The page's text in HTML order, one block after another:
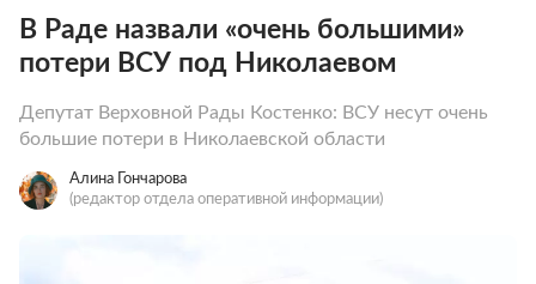
В Раде назвали «очень большими»
потери ВСУ под Николаевом
Депутат Верховной Рады Костенко: ВСУ несут очень
большие потери в Николаевской области
Алина Гончарова
(редактор отдела оперативной информации)